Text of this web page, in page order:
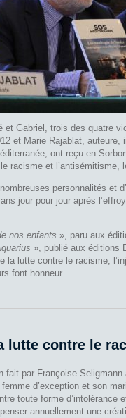
et Gabriel, trois des quatre
et Marie Rajablat, auteure,
ont reçu en
racisme et l’antisémitisme,
personnalités et
jour pour jour après
nos enfants », paru aux
», publié aux éditions
lutte contre le racisme,
font honneur.
lutte contre le
fait par Françoise
d’exception et son
toute forme d’intolérance
annuellement une